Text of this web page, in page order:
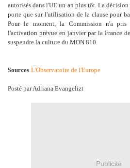
autorisés dans l'UE un an plus tôt. La
porte que sur l'utilisation de la clause pour
Pour le moment, la Commission n'a pris
l'activation prévue en janvier par la France
suspendre la culture du MON 810.
Sources L'Observatoire de l'Europe
Posté par Adriana Evangelizt
Publicité